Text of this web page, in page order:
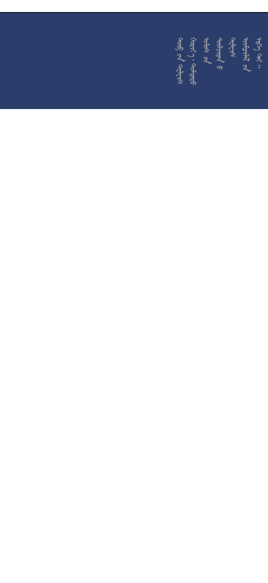










































































































